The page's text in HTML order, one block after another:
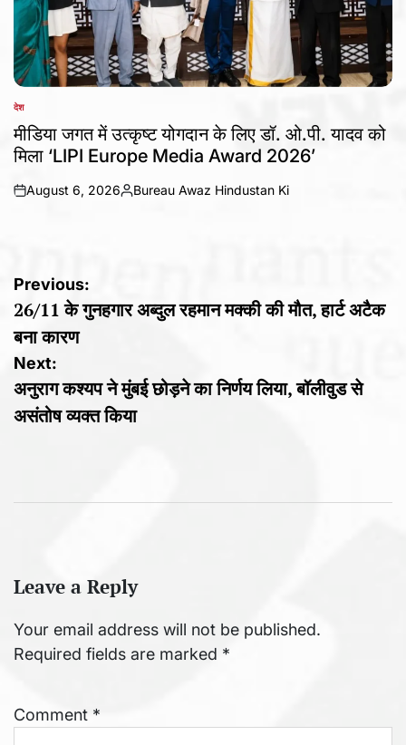
POSTED
IN
देश
मीडिया जगत में उत्कृष्ट योगदान के लिए डॉ. ओ.पी. यादव को
मिला ‘LIPI Europe Media Award 2026’
on
August 6, 2026
Posted
Bureau Awaz Hindustan Ki
Post
navigation
Previous:
26/11 के गुनहगार अब्दुल रहमान मक्की की मौत, हार्ट अटैक
बना कारण
Next:
अनुराग कश्यप ने मुंबई छोड़ने का निर्णय लिया, बॉलीवुड से
असंतोष व्यक्त किया
Leave a Reply
Your email address will not be published.
Required fields are marked *
Comment *